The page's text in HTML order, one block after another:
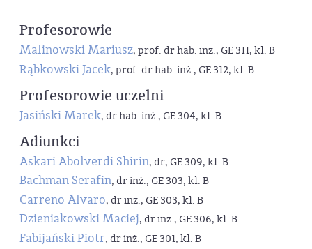
Profesorowie
Malinowski Mariusz, prof. dr hab. inż., GE 311, kl. B
Rąbkowski Jacek, prof. dr hab. inż., GE 312, kl. B
Profesorowie uczelni
Jasiński Marek, dr hab. inż., GE 304, kl. B
Adiunkci
Askari Abolverdi Shirin, dr, GE 309, kl. B
Bachman Serafin, dr inż., GE 303, kl. B
Carreno Alvaro, dr inż., GE 303, kl. B
Dzieniakowski Maciej, dr inż., GE 306, kl. B
Fabijański Piotr, dr inż., GE 301, kl. B